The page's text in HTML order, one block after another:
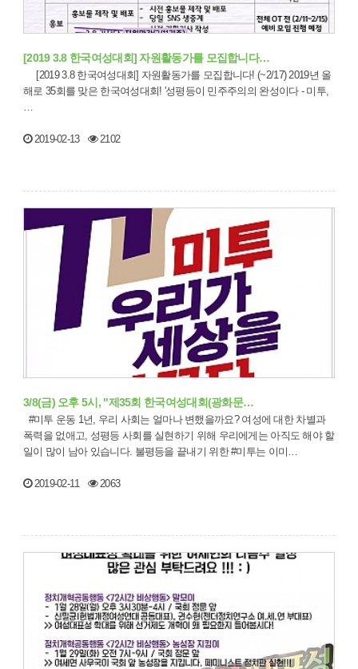
[2019 3.8 한국여성대회] 자원활동가를 모집합니다…
해로 35회를 맞은 한국여성대회! '성평등이 민주주의의 완성이다 - 미투,
…
2019-02-13 2102
3/8(금) 오후 5시, "제35회 한국여성대회(광화문…
폭력을 없애고, 성평등 사회를 실현하기 위해 우리에게는 아직도 해야 할
일이 많이 남아 있습니다. 불평등을 끝내기 위한 #미투는 이미…
2019-02-11 2063